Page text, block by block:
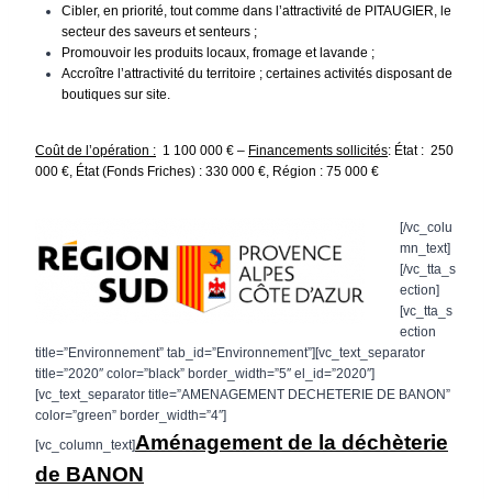
Cibler, en priorité, tout comme dans l’attractivité de PITAUGIER, le
secteur des saveurs et senteurs ;
Promouvoir les produits locaux, fromage et lavande ;
Accroître l’attractivité du territoire ; certaines activités disposant de
boutiques sur site.
Coût de l’opération : 1 100 000 € – Financements sollicités: État : 250
000 €, État (Fonds Friches) : 330 000 €, Région : 75 000 €
[/vc_colu
mn_text]
[/vc_tta_s
ection]
[vc_tta_s
ection
title=”Environnement” tab_id=”Environnement”][vc_text_separator
title=”2020″ color=”black” border_width=”5″ el_id=”2020″]
[vc_text_separator title=”AMENAGEMENT DECHETERIE DE BANON”
color=”green” border_width=”4″]
[vc_column_text]Aménagement de la déchèterie
de BANON